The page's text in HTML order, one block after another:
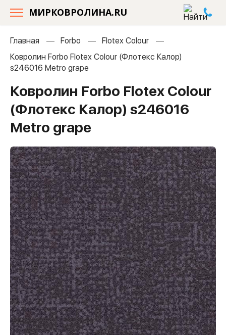
МИРКОВРОЛИНА.RU
Главная Forbo
Flotex Colour
Ковролин Forbo Flotex Colour (Флотекс Калор)
s246016 Metro grape
Ковролин Forbo Flotex Colour
(Флотекс Калор) s246016
Metro grape